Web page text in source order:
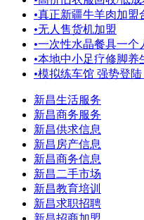
•真正新疆牛羊肉加盟
•无人售货机加盟
•一次性水晶餐具一个
•本地中小足疗修脚养
•模拟练车馆 强势登陆
新昌生活服务
新昌商务服务
新昌供求信息
新昌房产信息
新昌商务信息
新昌二手市场
新昌教育培训
新昌求职招聘